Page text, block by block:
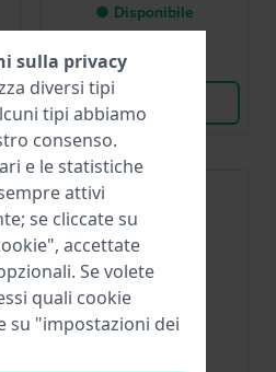
● Disponibile
Confronta
Vedi i prodotti
sulla privacy
diversi tipi
tipi abbiamo
consenso.
e le statistiche
attivi
se cliccate su
accettate
Se volete
quali cookie
su "impostazioni dei